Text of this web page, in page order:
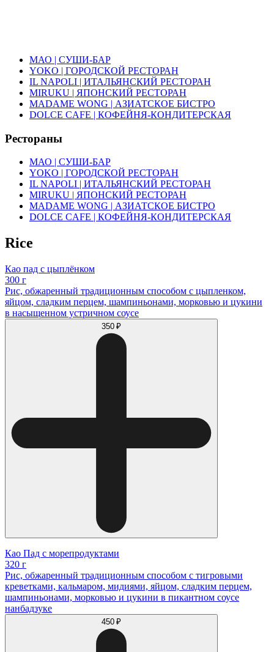
МАО | СУШИ-БАР
YOKO | ГОРОДСКОЙ РЕСТОРАН
IL NAPOLI | ИТАЛЬЯНСКИЙ РЕСТОРАН
MIRUKU | ЯПОНСКИЙ РЕСТОРАН
MADAME WONG | АЗИАТСКОЕ БИСТРО
DOLCE CAFE | КОФЕЙНЯ-КОНДИТЕРСКАЯ
Рестораны
МАО | СУШИ-БАР
YOKO | ГОРОДСКОЙ РЕСТОРАН
IL NAPOLI | ИТАЛЬЯНСКИЙ РЕСТОРАН
MIRUKU | ЯПОНСКИЙ РЕСТОРАН
MADAME WONG | АЗИАТСКОЕ БИСТРО
DOLCE CAFE | КОФЕЙНЯ-КОНДИТЕРСКАЯ
Rice
Као пад с цыплёнком
300 г
Рис, обжаренный традиционным способом с цыпленком,
яйцом, сладким перцем, шампиньонами, морковью и цукини
в насыщенном устричном соусе
350 ₽
Као Пад с морепродуктами
320 г
Рис, обжаренный традиционным способом с тигровыми
креветками, кальмаром, мидиями, яйцом, сладким перцем,
шампиньонами, морковью и цукини в пикантном соусе
нанбадзуке
450 ₽